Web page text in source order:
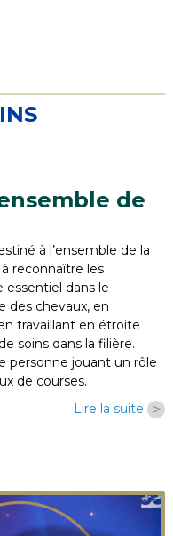
de
à l’ensemble de la
reconnaître les
dans le
des chevaux, en
travaillant en étroite
soins dans la filière.
personne jouant un rôle
de courses.
Lire la suite
>